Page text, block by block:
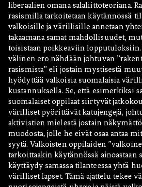
liberaalien omana salaliittoteoriana.
rasismilla tarkoitetaan käytännössä
valkoisille ja värillisille annetaan
takaamana samat mahdollisuudet,
toisistaan poikkeaviin
välinen ero nähdään johtuvan
rasismista” eli jostain mystisestä
hyödyttää valkoisia suomalaisia
kustannuksella. Se, että esimerkiksi
suomalaiset oppilaat siirtyvät
värilliset pyörittävät katujengejä,
aktivistien mielestä jostain
muodosta, jolle he eivät osaa antaa
syytä. Valkoisten oppilaiden
tarkoittaakin käytännössä ainoastaan
käyttäydy samassa tilanteessa yhtä
värilliset lapset. Tämä ajattelu tekee